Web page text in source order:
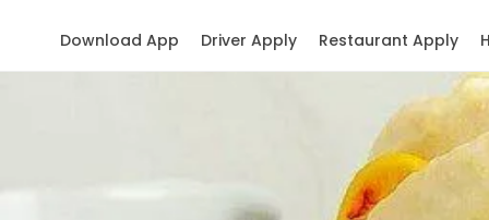
Restaurant Apply
Driver Apply
Download App